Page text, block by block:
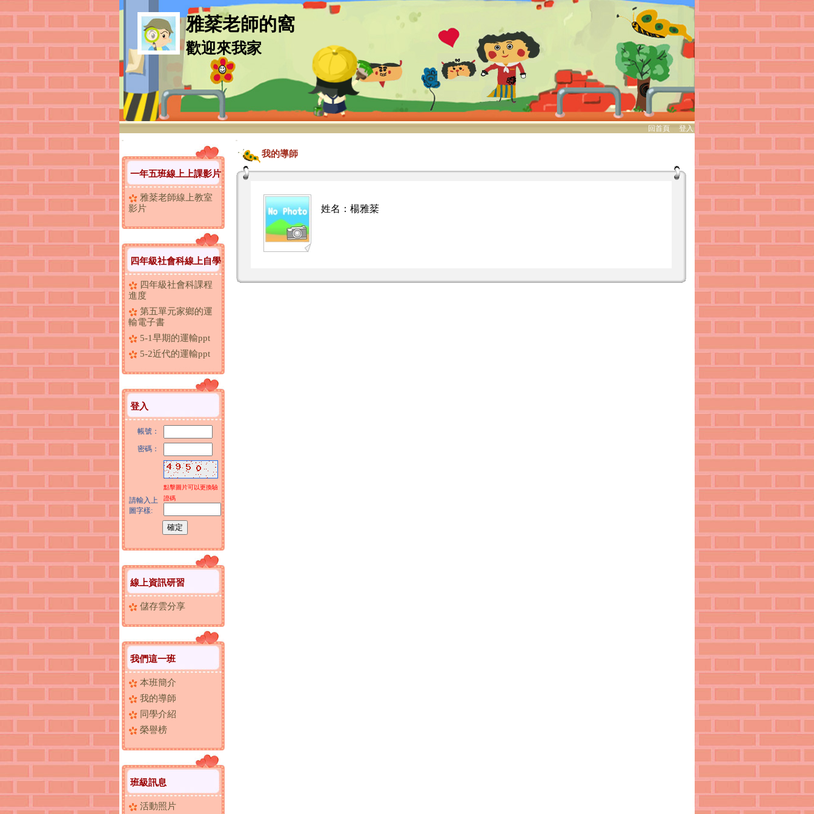
雅棻老師的窩
歡迎來我家
回首頁 登入
:::
一年五班線上上課影片
雅棻老師線上教室
影片
四年級社會科線上自學
四年級社會科課程
進度
第五單元家鄉的運
輸電子書
5-1早期的運輸ppt
5-2近代的運輸ppt
登入
帳號：
密碼：
請輸入上
圖字樣:
點擊圖片可以更換驗
證碼
線上資訊研習
儲存雲分享
我們這一班
本班簡介
我的導師
同學介紹
榮譽榜
班級訊息
活動照片
:::
我的導師
姓名：楊雅棻